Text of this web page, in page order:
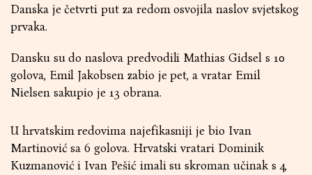
Danska je četvrti put za redom osvojila naslov svjetskog
prvaka.
Dansku su do naslova predvodili Mathias Gidsel s 10
golova, Emil Jakobsen zabio je pet, a vratar Emil
Nielsen sakupio je 13 obrana.
U hrvatskim redovima najefikasniji je bio Ivan
Martinović sa 6 golova. Hrvatski vratari Dominik
Kuzmanović i Ivan Pešić imali su skroman učinak s 4,